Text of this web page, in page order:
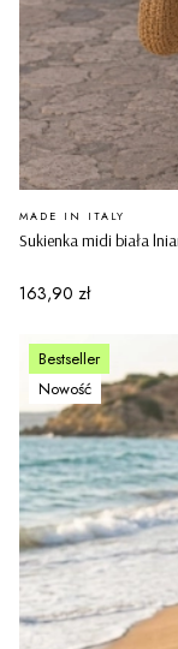
Sukienka midi biała
PRODUCENT
MADE IN ITALY
Cena
163,90 zł
Bestseller
Nowość